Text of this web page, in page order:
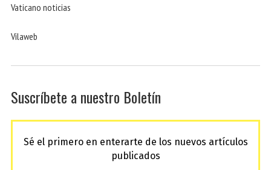
Vaticano noticias
Vilaweb
Suscríbete a nuestro Boletín
Sé el primero en enterarte de los nuevos artículos
publicados